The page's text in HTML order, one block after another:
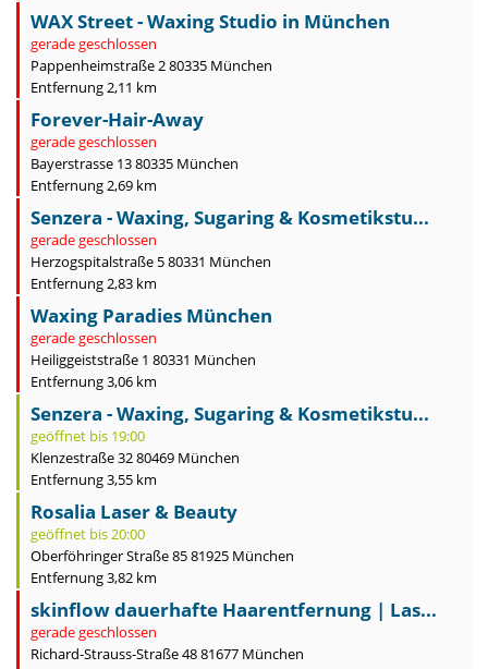
WAX Street - Waxing Studio in München
gerade geschlossen
Pappenheimstraße 2 80335 München
Entfernung 2,11 km
Forever-Hair-Away
gerade geschlossen
Bayerstrasse 13 80335 München
Entfernung 2,69 km
Senzera - Waxing, Sugaring & Kosmetikstu...
gerade geschlossen
Herzogspitalstraße 5 80331 München
Entfernung 2,83 km
Waxing Paradies München
gerade geschlossen
Heiliggeiststraße 1 80331 München
Entfernung 3,06 km
Senzera - Waxing, Sugaring & Kosmetikstu...
geöffnet bis 19:00
Klenzestraße 32 80469 München
Entfernung 3,55 km
Rosalia Laser & Beauty
geöffnet bis 20:00
Oberföhringer Straße 85 81925 München
Entfernung 3,82 km
skinflow dauerhafte Haarentfernung | Las...
gerade geschlossen
Richard-Strauss-Straße 48 81677 München